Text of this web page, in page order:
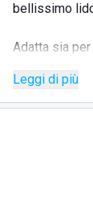
bellissimo
Adatta sia
presenza di un
godere di
Leggi di più